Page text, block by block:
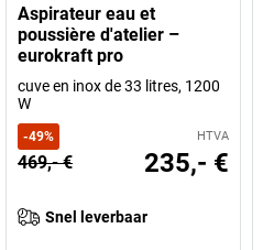
Aspirateur eau et
poussière d'atelier –
eurokraft pro
cuve en inox de 33 litres, 1200
W
-49% HTVA
469,- € 235,- €
Snel leverbaar